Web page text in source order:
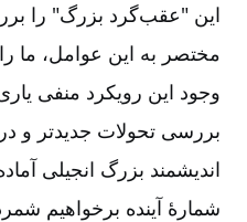
این "عقب‌‌گرد بزرگ" را
مختصر به این عوامل، ما
وجود این رویکرد منفی
بررسی تحولات جدیدتر و
اندیشمند بزرگ انجیلی
شمارۀ آینده برخواهیم